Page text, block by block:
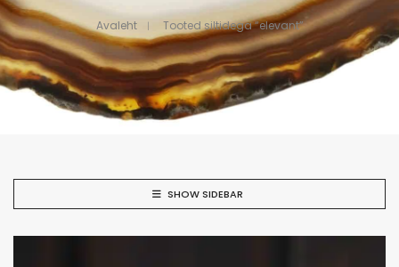
Avaleht Tooted siltidega “elevant”
SHOW SIDEBAR